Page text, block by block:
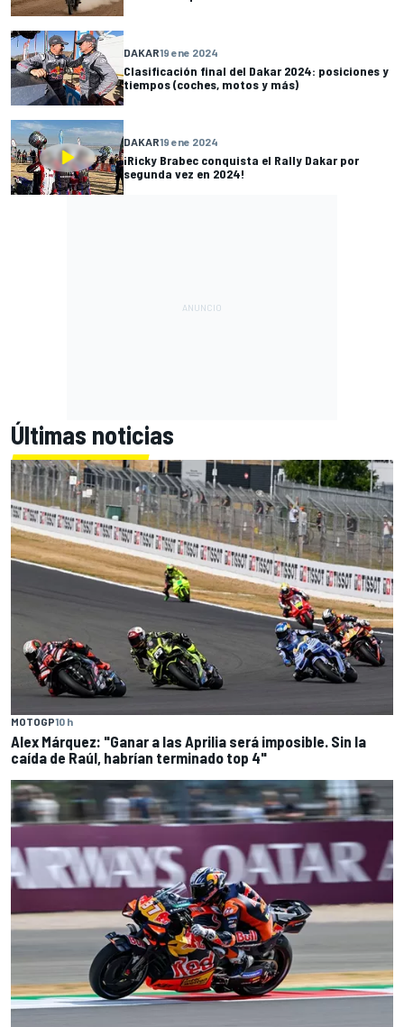
DAKAR19 ene 2024
Clasificación final del Dakar 2024: posiciones y
tiempos (coches, motos y más)
DAKAR19 ene 2024
¡Ricky Brabec conquista el Rally Dakar por
segunda vez en 2024!
Últimas noticias
MOTOGP10 h
Alex Márquez: "Ganar a las Aprilia será imposible. Sin la
caída de Raúl, habrían terminado top 4"